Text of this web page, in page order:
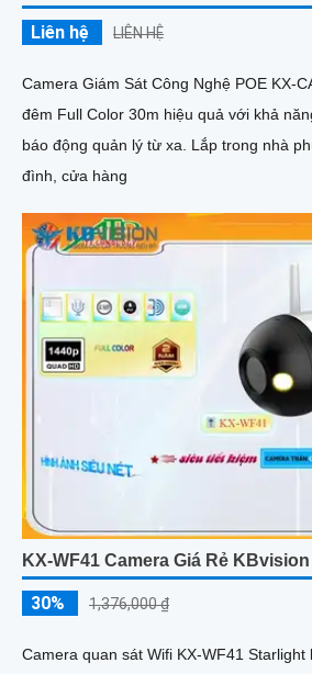
Liên hệ LIÊN HỆ
Camera Giám Sát Công Nghệ POE KX-
đêm Full Color 30m hiệu quả với khả
báo động quản lý từ xa. Lắp trong nhà phù hợp văn phòng, gia
đình, cửa hàng
KX-WF41 Camera Giá Rẻ KBvision
30% 1,376,000 ₫
Camera quan sát Wifi KX-WF41 Starlight